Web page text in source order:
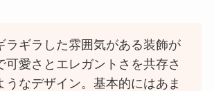
ラギラした雰囲気がある装飾が
可愛さとエレガントさを共存さ
うなデザイン。基本的にはあま